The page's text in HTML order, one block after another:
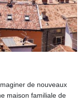
de nouveaux
maison familiale de